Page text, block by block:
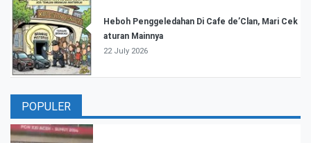
Heboh Penggeledahan Di Cafe de’Clan, Mari Cek
aturan Mainnya
22 July 2026
POPULER